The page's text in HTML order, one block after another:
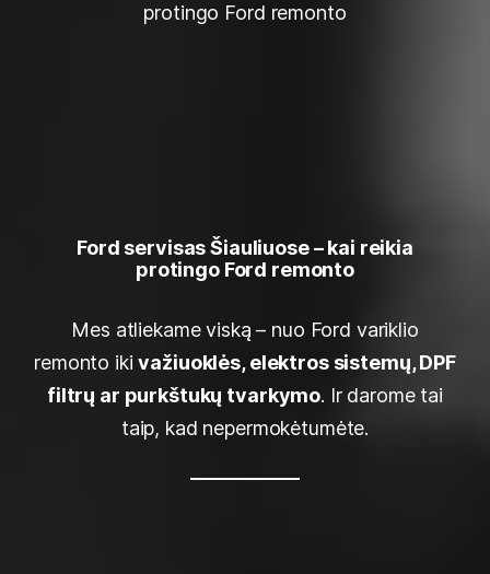
protingo Ford remonto
Ford servisas Šiauliuose – kai reikia
protingo Ford remonto
Mes atliekame viską – nuo Ford variklio
remonto ikivažiuoklės, elektros sistemų, DPF
filtrų ar purkštukų tvarkymo. Ir darome tai
taip, kad nepermokėtumėte.